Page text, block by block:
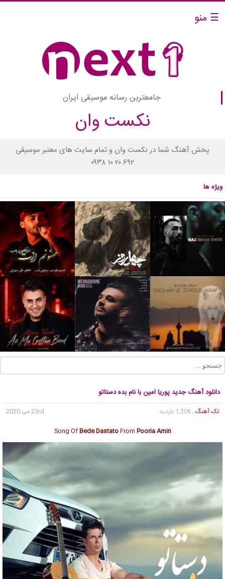
☰ منو
جامعترین رسانه موسیقی ایران
نکست وان
پخش آهنگ شما در نکست وان و تمام سایت های معتبر موسیقی
۰۹۳۸ ۱۰ ۲۰ ۶۹۲
ویژه ها
دانلود آهنگ جدید پوریا امین با نام بده دستاتو
تک آهنگ , 1,206 بازدید
23rd می 2020
Song OfBede DastatoFrom Pooria Amin